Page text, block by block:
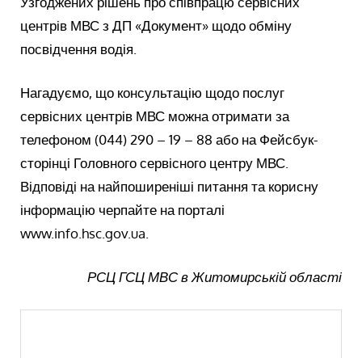
центрів МВС з ДП «Документ» щодо обміну
посвідчення водія.
Нагадуємо, що консультацію щодо послуг
сервісних центрів МВС можна отримати за
телефоном (044) 290 – 19 – 88 або на Фейсбук-
сторінці Головного сервісного центру МВС.
Відповіді на найпоширеніші питання та корисну
інформацію черпайте на порталі
www.info.hsc.gov.ua.
РСЦ ГСЦ МВС в Житомирській області